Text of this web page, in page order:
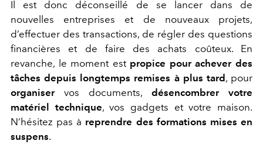
Il est donc déconseillé de se lancer dans de
nouvelles entreprises et de nouveaux projets,
d’effectuer des transactions, de régler des questions
financières et de faire des achats coûteux. En
revanche, le moment est propice pour achever des
tâches depuis longtemps remises à plus tard , pour
organiservos documents, désencombrer votre
matériel technique, vos gadgets et votre maison.
N’hésitez pas à reprendre des formations mises en
suspens.